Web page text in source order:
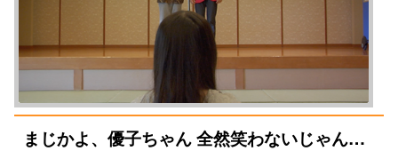
まじかよ、優子ちゃん 全然笑わないじゃん…